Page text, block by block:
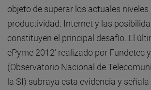
objeto de superar los actuales niveles
productividad. Internet y las
constituyen el principal desafío. El
ePyme 2012’ realizado por Fundetec
(Observatorio Nacional de
la SI) subraya esta evidencia y señala